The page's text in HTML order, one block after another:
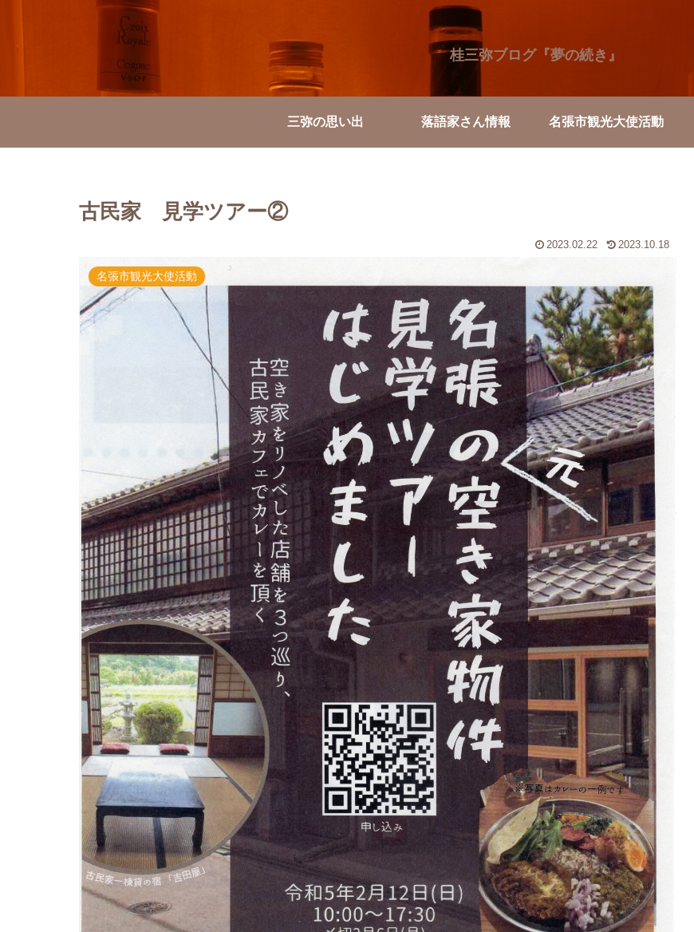
桂三弥ブログ『夢の続き』
三弥の思い出 落語家さん情報 名張市観光大使活動
古民家 見学ツアー②
2023.02.22 2023.10.18
名張市観光大使活動